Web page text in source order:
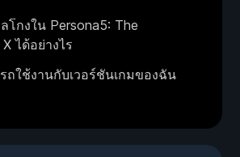
โกงใน Persona5: The
ได้อย่างไร
ถใช้งานกับเวอร์ชันเกมของฉัน